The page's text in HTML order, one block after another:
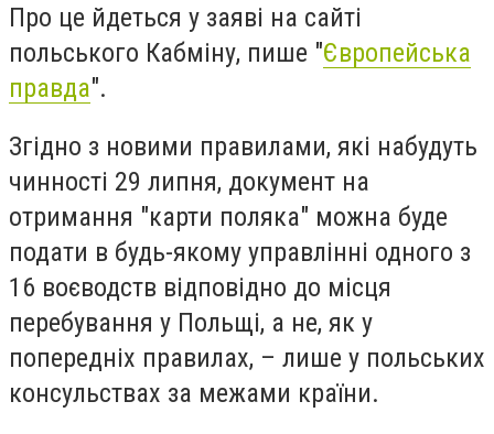
Про це йдеться у заяві на сайті
польського Кабміну, пише "Європейська
правда".
Згідно з новими правилами, які набудуть
чинності 29 липня, документ на
отримання "карти поляка" можна буде
подати в будь-якому управлінні одного з
16 воєводств відповідно до місця
перебування у Польщі, а не, як у
попередніх правилах, – лише у польських
консульствах за межами країни.